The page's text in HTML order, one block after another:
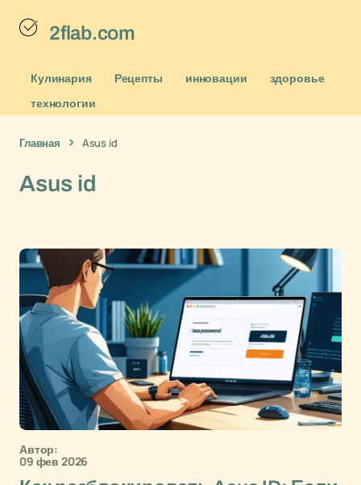
2flab.com
Кулинария Рецепты инновации
здоровье
технологии
Главная Asus id
Asus id
Автор:
09 фев 2026